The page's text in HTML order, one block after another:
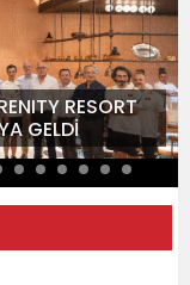
RESORT
GELDİ